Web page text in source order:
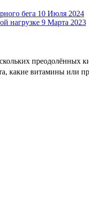
бега 10 Июля 2024
нагрузке 9 Марта 2023
преодолённых
какие витамины или